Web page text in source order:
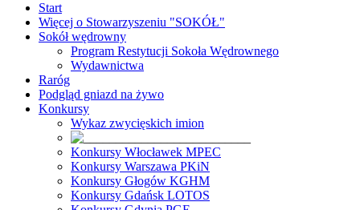
Start
Więcej o Stowarzyszeniu "SOKÓŁ"
Sokół wędrowny
Program Restytucji Sokoła Wędrownego
Wydawnictwa
Raróg
Podgląd gniazd na żywo
Konkursy
Wykaz zwycięskich imion
Konkursy Włocławek MPEC
Konkursy Warszawa PKiN
Konkursy Głogów KGHM
Konkursy Gdańsk LOTOS